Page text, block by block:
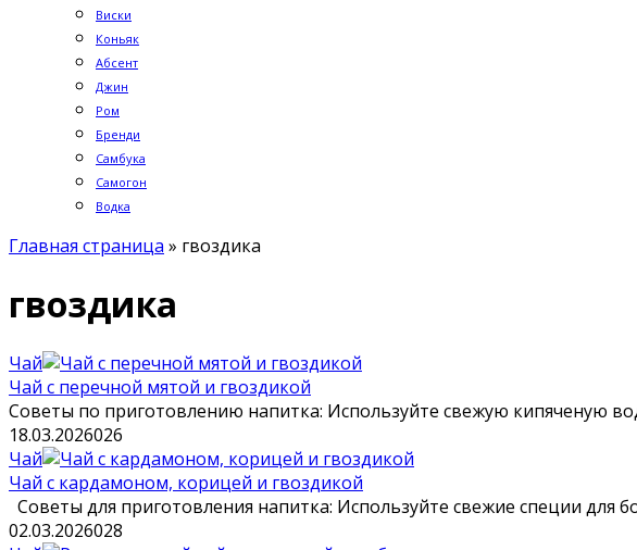
Виски
Коньяк
Абсент
Джин
Ром
Бренди
Самбука
Самогон
Водка
Главная страница » гвоздика
гвоздика
Чай
Чай с перечной мятой и гвоздикой
Советы по приготовлению напитка: Используйте свежую кипяченую
18.03.2026026
Чай
Чай с кардамоном, корицей и гвоздикой
Советы для приготовления напитка: Используйте свежие специи для
02.03.2026028